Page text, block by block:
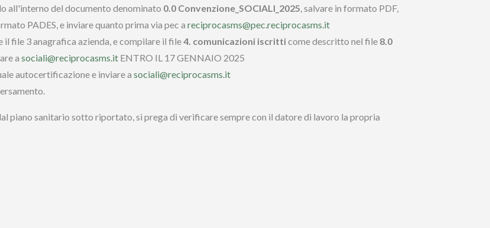
all'interno del documento denominato 0.0 Convenzione_SOCIALI_2025, salvare in formato PDF,
PADES, e inviare quanto prima via pec a reciprocasms@pec.reciprocasms.it
file 3 anagrafica azienda, e compilare il file4. comunicazioni iscritticome descritto nel file 8.0
a sociali@reciprocasms.it ENTRO IL 17 GENNAIO 2025
autocertificazione e inviare a sociali@reciprocasms.it
piano sanitario sotto riportato, si prega di verificare sempre con il datore di lavoro la propria